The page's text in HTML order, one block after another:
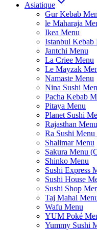
Asiatique
Gur Kebab
le Maharaja
Ikea Menu
Istanbul Kebab
Jantchi Menu
La Criee Menu
Le Mayzak
Namaste Menu
Nina Sushi
Pacha Kebab
Pitaya Menu
Planet Sushi
Rajasthan Menu
Ra Sushi Menu
Shalimar Menu
Sakura Menu
Shinko Menu
Sushi Express
Sushi House
Sushi Shop
Taj Mahal
Wafu Menu
YUM Poké
Yummy Sushi